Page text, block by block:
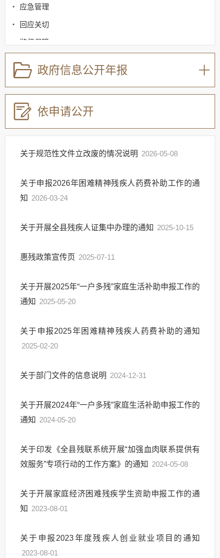
应急管理
回应关切
监督保障
政府信息公开年报
依申请公开
关于规范性文件立改废的情况说明 2026-05-08
关于申报2026年困难精神残疾人药费补助工作的通
知 2026-03-24
关于开展全县残疾人证集中办理的通知 2025-10-15
惠残政策宣传页 2025-07-11
关于开展2025年“一户多残”家庭生活补助申报工作的
通知 2025-05-20
关于申报2025年困难精神残疾人药费补助的通知
2025-02-20
关于部门文件的信息说明 2024-12-31
关于开展2024年“一户多残”家庭生活补助申报工作的
通知 2024-05-20
关于印发《全县残联系统开展“加强血肉联系提供有
效服务”专项行动的工作方案》的通知 2024-05-08
关于开展家庭经济困难残疾学生资助申报工作的通
知 2023-08-01
关于申报2023年度残疾人创业就业项目的通知
2023-08-01